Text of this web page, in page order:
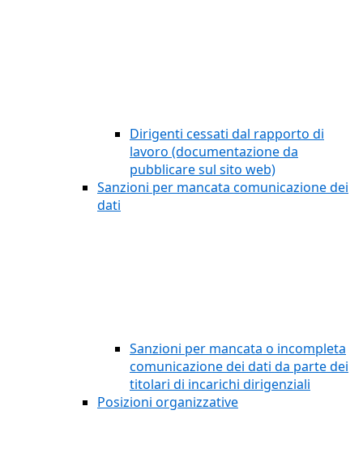
Dirigenti cessati dal rapporto di
lavoro (documentazione da
pubblicare sul sito web)
Sanzioni per mancata comunicazione dei
dati
Sanzioni per mancata o incompleta
comunicazione dei dati da parte dei
titolari di incarichi dirigenziali
Posizioni organizzative